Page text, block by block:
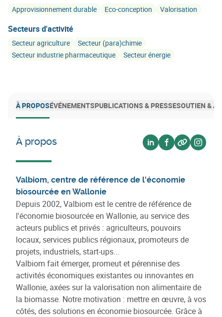
Approvisionnement durable
Eco-conception Valorisation
Secteurs d'activité
Secteur agriculture
Secteur (para)chimie
Secteur industrie pharmaceutique
Secteur énergie
À PROPOSÉVÉNEMENTSPUBLICATIONS & PRESSESOUTIEN &
À propos
Voir sur linkedin
Voir surVoir sur
Voir
Valbiom, centre de référence de l'économie
biosourcée en Wallonie
Depuis 2002, Valbiom est le centre de référence de
l'économie biosourcée en Wallonie, au service des
acteurs publics et privés : agriculteurs, pouvoirs
locaux, services publics régionaux, promoteurs de
projets, industriels, start-ups...
Valbiom fait émerger, promeut et pérennise des
activités économiques existantes ou innovantes en
Wallonie, axées sur la valorisation non alimentaire de
la biomasse. Notre motivation : mettre en œuvre, à vos
côtés, des solutions en économie biosourcée. Grâce à